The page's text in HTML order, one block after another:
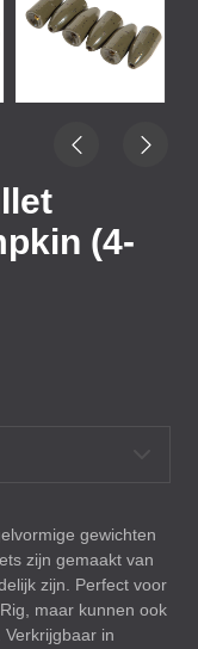
(4-
gewichten
zijn gemaakt van
zijn. Perfect voor
maar kunnen ook
in